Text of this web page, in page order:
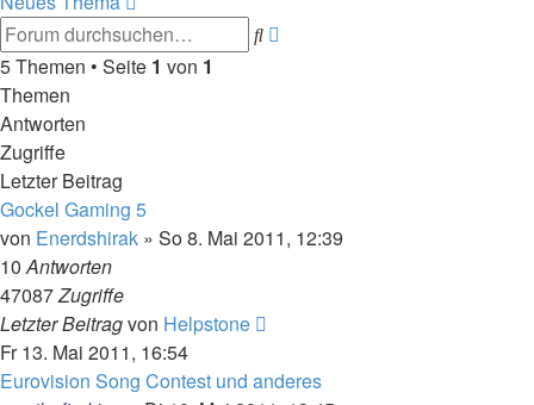
Suche
5 Themen • Seite 1 von 1
Themen
Antworten
Zugriffe
Letzter Beitrag
Gockel Gaming 5
von Enerdshirak » So 8. Mai 2011, 12:39
10Antworten
47087Zugriffe
Letzter Beitragvon Helpstone
Fr 13. Mai 2011, 16:54
Eurovision Song Contest und anderes